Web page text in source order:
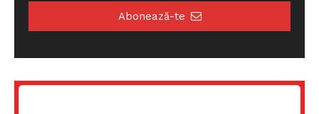
Abonează-te